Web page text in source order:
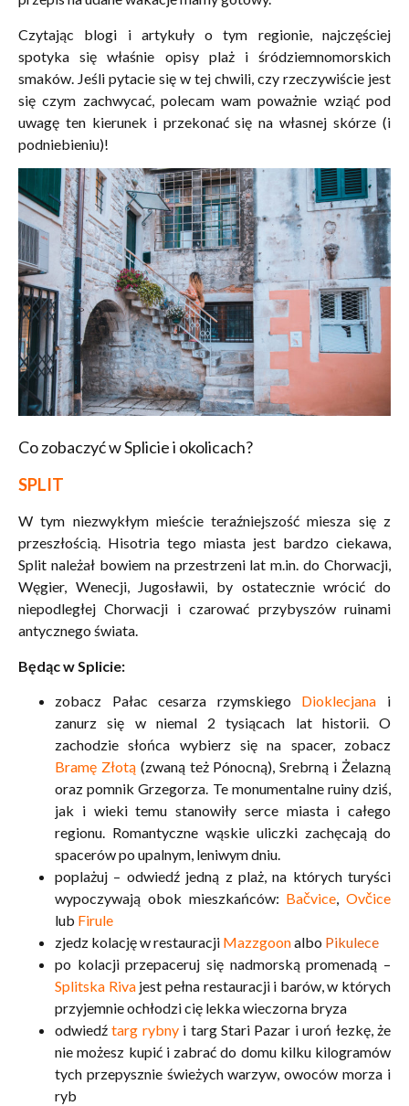
Czytając blogi i artykuły o tym regionie, najczęściej
spotyka się właśnie opisy plaż i śródziemnomorskich
smaków. Jeśli pytacie się w tej chwili, czy rzeczywiście jest
się czym zachwycać, polecam wam poważnie wziąć pod
uwagę ten kierunek i przekonać się na własnej skórze (i
podniebieniu)!
Co zobaczyć w Splicie i okolicach?
SPLIT
W tym niezwykłym mieście teraźniejszość miesza się z
przeszłością. Hisotria tego miasta jest bardzo ciekawa,
Split należał bowiem na przestrzeni lat m.in. do Chorwacji,
Węgier, Wenecji, Jugosławii, by ostatecznie wrócić do
niepodległej Chorwacji i czarować przybyszów ruinami
antycznego świata.
Będąc w Splicie:
zobacz Pałac cesarza rzymskiego Dioklecjana i
zanurz się w niemal 2 tysiącach lat historii. O
zachodzie słońca wybierz się na spacer, zobacz
Bramę Złotą(zwaną też Pónocną), Srebrną i Żelazną
oraz pomnik Grzegorza. Te monumentalne ruiny dziś,
jak i wieki temu stanowiły serce miasta i całego
regionu. Romantyczne wąskie uliczki zachęcają do
spacerów po upalnym, leniwym dniu.
poplażuj – odwiedź jedną z plaż, na których turyści
wypoczywają obok mieszkańców: Bačvice, Ovčice
lub Firule
zjedz kolację w restauracji Mazzgoonalbo Pikulece
po kolacji przepaceruj się nadmorską promenadą –
Splitska Rivajest pełna restauracji i barów, w których
przyjemnie ochłodzi cię lekka wieczorna bryza
odwiedźtarg rybnyi targ Stari Pazar i uroń łezkę, że
nie możesz kupić i zabrać do domu kilku kilogramów
tych przepysznie świeżych warzyw, owoców morza i
ryb